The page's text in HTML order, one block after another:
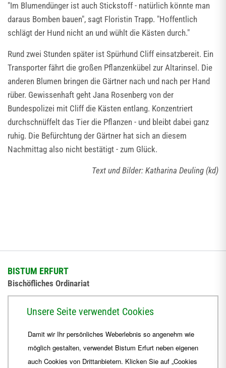
"Im Blumendünger ist auch Stickstoff - natürlich könnte man
daraus Bomben bauen", sagt Floristin Trapp. "Hoffentlich
schlägt der Hund nicht an und wühlt die Kästen durch."
Rund zwei Stunden später ist Spürhund Cliff einsatzbereit. Ein
Transporter fährt die großen Pflanzenkübel zur Altarinsel. Die
anderen Blumen bringen die Gärtner nach und nach per Hand
rüber. Gewissenhaft geht Jana Rosenberg von der
Bundespolizei mit Cliff die Kästen entlang. Konzentriert
durchschnüffelt das Tier die Pflanzen - und bleibt dabei ganz
ruhig. Die Befürchtung der Gärtner hat sich an diesem
Nachmittag also nicht bestätigt - zum Glück.
Text und Bilder: Katharina Deuling (kd)
BISTUM ERFURT
Bischöfliches Ordinariat
+49 361 6572-444
ordinariat Bistum-Erfurt.de
Unsere Seite verwendet Cookies
Damit wir Ihr persönliches Weberlebnis so angenehm wie
möglich gestalten, verwendet Bistum Erfurt neben eigenen
auch Cookies von Drittanbietern. Klicken Sie auf „Cookies